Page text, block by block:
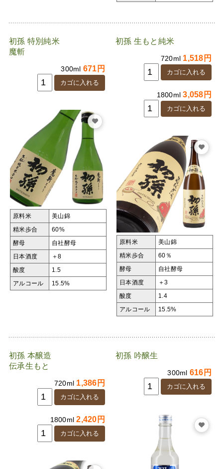
初孫 特別純米
魔斬
300ml 671円
原料米 美山錦
精米歩合 60%
酵母 自社酵母
日本酒度 ＋8
酸度 1.5
アルコール 15.5%
初孫 生もと純米
720ml 1,518円
1800ml3,058円
原料米 美山錦
精米歩合 60％
酵母 自社酵母
日本酒度 ＋3
酸度 1.4
アルコール 15.5%
初孫 本醸造
伝承生もと
720ml 1,386円
1800ml2,420円
初孫 吟醸生
300ml 616円